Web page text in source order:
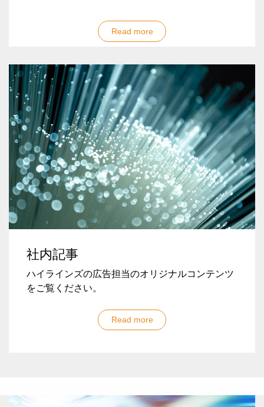
Read more
社内記事
ハイラインズの広告担当のオリジナルコンテンツ
をご覧ください。
Read more